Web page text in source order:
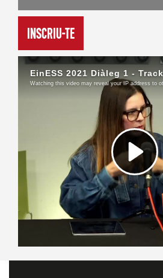
Inscriu-te